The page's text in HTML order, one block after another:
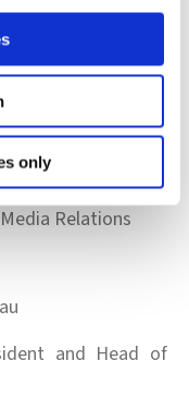
only
Relations
and Head of